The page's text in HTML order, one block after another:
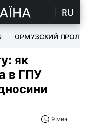
RU
ОРМУЗСКИЙ ПРОЛИВ
як
в ГПУ
9 мин